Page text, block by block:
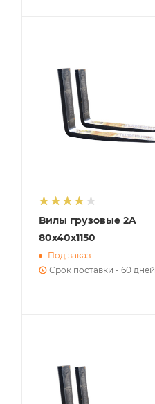
Вилы грузовые 2A
80х40х1150
Под заказ
Срок поставки - 60 дней